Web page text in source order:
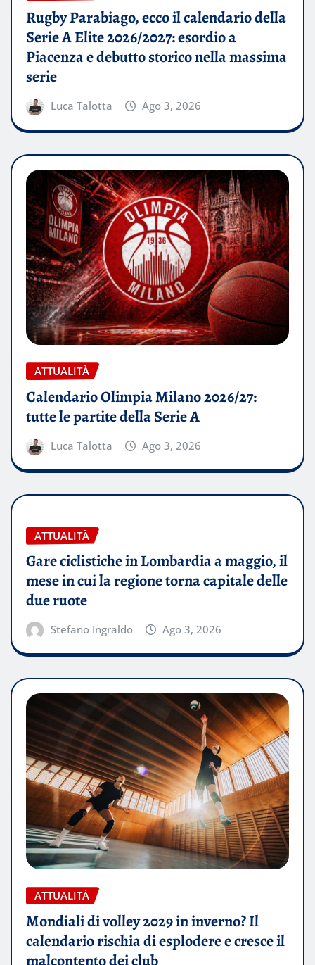
Rugby Parabiago, ecco il calendario della
Serie A Elite 2026/2027: esordio a
Piacenza e debutto storico nella massima
serie
Luca Talotta Ago 3, 2026
ATTUALITÀ
Calendario Olimpia Milano 2026/27:
tutte le partite della Serie A
Luca Talotta Ago 3, 2026
ATTUALITÀ
Gare ciclistiche in Lombardia a maggio, il
mese in cui la regione torna capitale delle
due ruote
Stefano Ingraldo Ago 3, 2026
ATTUALITÀ
Mondiali di volley 2029 in inverno? Il
calendario rischia di esplodere e cresce il
malcontento dei club